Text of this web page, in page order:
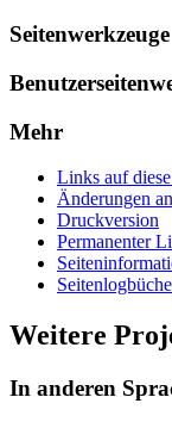
Seitenwerkzeuge
Mehr
Links auf
Änderungen
Druckversion
Permanenter
Weitere
In anderen